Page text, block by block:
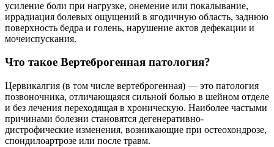
усиление боли при нагрузке, онемение или покалывание,
иррадиация болевых ощущений в ягодичную область, заднюю
поверхность бедра и голень, нарушение актов дефекации и
мочеиспускания.
Что такое Вертеброгенная патология?
Цервикалгия (в том числе вертеброгенная) ― это патология
позвоночника, отличающаяся сильной болью в шейном отделе
и без лечения переходящая в хроническую. Наиболее частыми
причинами болезни становятся дегенеративно-
дистрофические изменения, возникающие при остеохондрозе,
спондилоартрозе или после травм.